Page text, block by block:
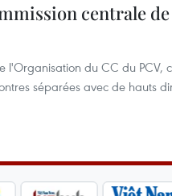
centrale
l'Organisation du CC du PCV,
séparées avec de hauts